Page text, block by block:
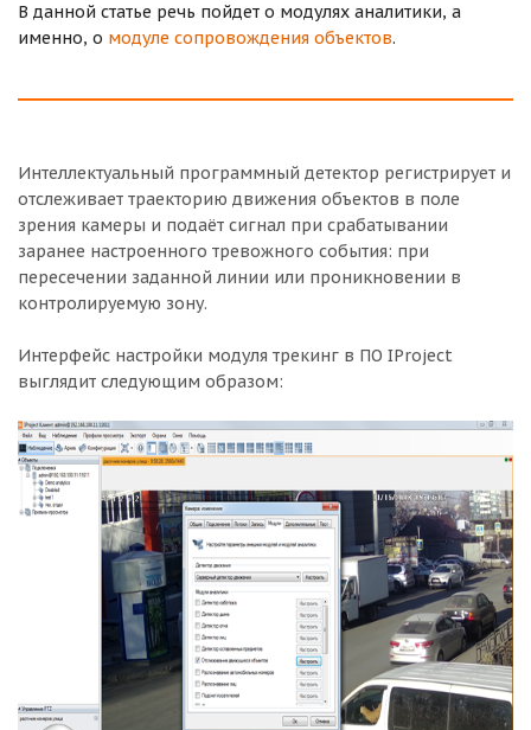
В данной статье речь пойдет о модулях аналитики, а
именно, о модуле сопровождения объектов.
Интеллектуальный программный детектор регистрирует и
отслеживает траекторию движения объектов в поле
зрения камеры и подаёт сигнал при срабатывании
заранее настроенного тревожного события: при
пересечении заданной линии или проникновении в
контролируемую зону.
Интерфейс настройки модуля трекинг в ПО IProject
выглядит следующим образом: